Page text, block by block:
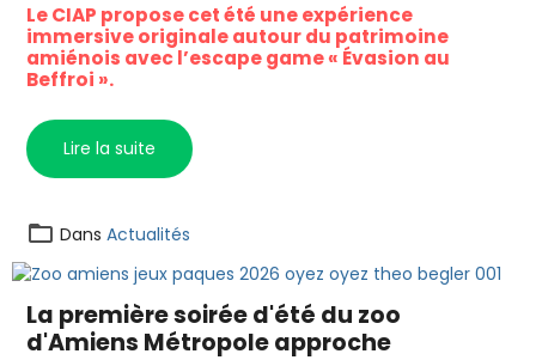
Le CIAP propose cet été une expérience
immersive originale autour du patrimoine
amiénois avec l’escape game « Évasion au
Beffroi ».
Lire la suite
Dans Actualités
La première soirée d'été du zoo
d'Amiens Métropole approche